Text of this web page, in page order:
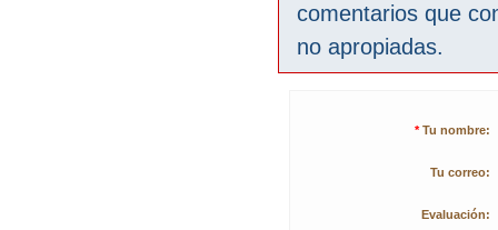
comentarios que
no apropiadas.
* Tu nombre:
Tu correo:
Evaluación: